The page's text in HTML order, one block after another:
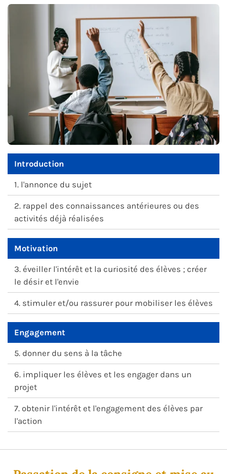
Introduction
1. l'annonce du sujet
2. rappel des connaissances antérieures ou des
activités déjà réalisées
Motivation
3. éveiller l'intérêt et la curiosité des élèves ; créer
le désir et l'envie
4. stimuler et/ou rassurer pour mobiliser les élèves
Engagement
5. donner du sens à la tâche
6. impliquer les élèves et les engager dans un
projet
7. obtenir l'intérêt et l'engagement des élèves par
l'action